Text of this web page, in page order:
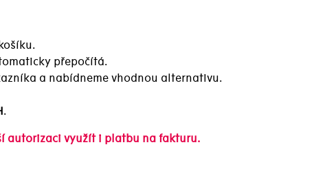
přepočítá.
a nabídneme vhodnou alternativu.
.
autorizaci využít i platbu na fakturu.